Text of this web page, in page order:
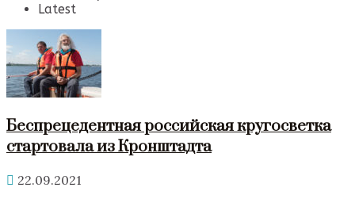
Latest
Беспрецедентная российская кругосветка
стартовала из Кронштадта
22.09.2021